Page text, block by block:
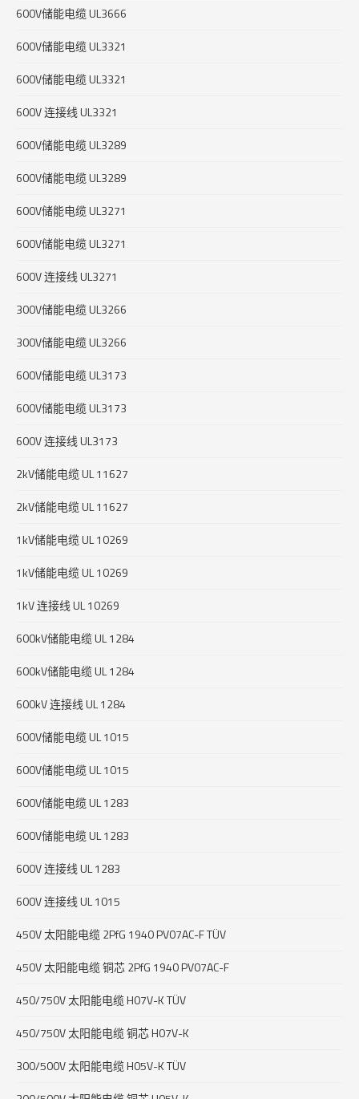
600V储能电缆 UL3666
600V储能电缆 UL3321
600V储能电缆 UL3321
600V 连接线 UL3321
600V储能电缆 UL3289
600V储能电缆 UL3289
600V储能电缆 UL3271
600V储能电缆 UL3271
600V 连接线 UL3271
300V储能电缆 UL3266
300V储能电缆 UL3266
600V储能电缆 UL3173
600V储能电缆 UL3173
600V 连接线 UL3173
2kV储能电缆 UL 11627
2kV储能电缆 UL 11627
1kV储能电缆 UL 10269
1kV储能电缆 UL 10269
1kV 连接线 UL 10269
600kV储能电缆 UL 1284
600kV储能电缆 UL 1284
600kV 连接线 UL 1284
600V储能电缆 UL 1015
600V储能电缆 UL 1015
600V储能电缆 UL 1283
600V储能电缆 UL 1283
600V 连接线 UL 1283
600V 连接线 UL 1015
450V 太阳能电缆 2PfG 1940 PV07AC-F TÜV
450V 太阳能电缆 铜芯 2PfG 1940 PV07AC-F
450/750V 太阳能电缆 H07V-K TÜV
450/750V 太阳能电缆 铜芯 H07V-K
300/500V 太阳能电缆 H05V-K TÜV